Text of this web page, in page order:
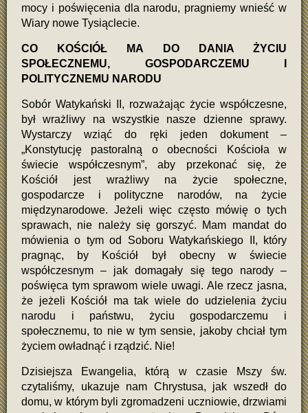
mocy i poświęcenia dla narodu, pragniemy wnieść w
Wiary nowe Tysiąclecie.
CO KOŚCIÓŁ MA DO DANIA ŻYCIU
SPOŁECZNEMU, GOSPODARCZEMU I
POLITYCZNEMU NARODU
Sobór Watykański II, rozważając życie współczesne,
był wrażliwy na wszystkie nasze dzienne sprawy.
Wystarczy wziąć do ręki jeden dokument –
„Konstytucję pastoralną o obecności Kościoła w
świecie współczesnym”, aby przekonać się, że
Kościół jest wrażliwy na życie społeczne,
gospodarcze i polityczne narodów, na życie
międzynarodowe. Jeżeli więc często mówię o tych
sprawach, nie należy się gorszyć. Mam mandat do
mówienia o tym od Soboru Watykańskiego II, który
pragnąc, by Kościół był obecny w świecie
współczesnym – jak domagały się tego narody –
poświęca tym sprawom wiele uwagi. Ale rzecz jasna,
że jeżeli Kościół ma tak wiele do udzielenia życiu
narodu i państwu, życiu gospodarczemu i
społecznemu, to nie w tym sensie, jakoby chciał tym
życiem owładnąć i rządzić. Nie!
Dzisiejsza Ewangelia, którą w czasie Mszy św.
czytaliśmy, ukazuje nam Chrystusa, jak wszedł do
domu, w którym byli zgromadzeni uczniowie, drzwiami